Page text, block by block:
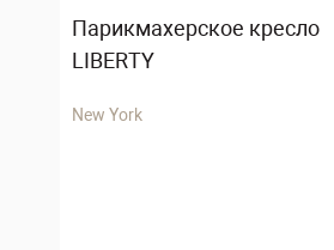
Парикмахерское кресло
LIBERTY
New York